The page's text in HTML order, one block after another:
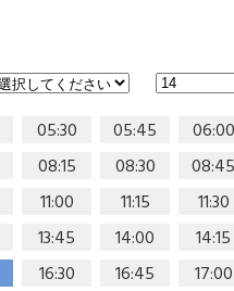
05:30 05:45 06:00
08:15 08:30 08:45
11:00 11:15 11:30
13:45 14:00 14:15
16:30 16:45 17:00